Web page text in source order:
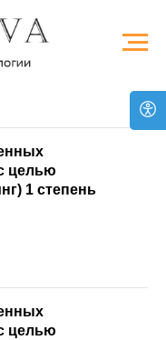
целью
1 степень
целью